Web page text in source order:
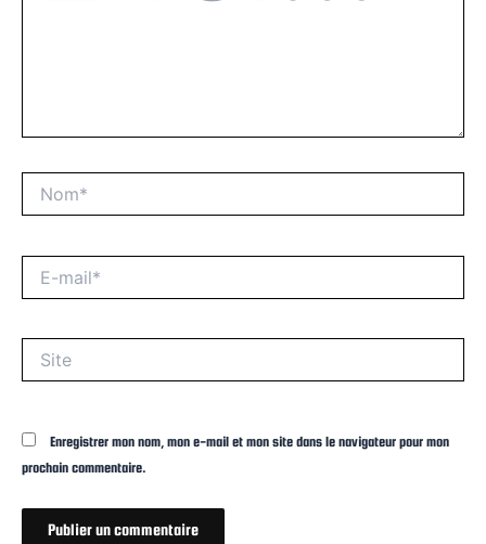
mail*
Enregistrer mon nom, mon e-mail et mon site dans le navigateur pour mon
prochain commentaire.